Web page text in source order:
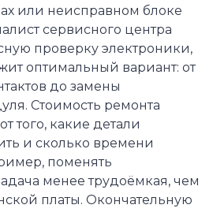
или неисправном блоке
сервисного центра
проверку электроники,
оптимальный вариант: от
до замены
Стоимость ремонта
того, какие детали
и сколько времени
поменять
менее трудоёмкая, чем
платы. Окончательную